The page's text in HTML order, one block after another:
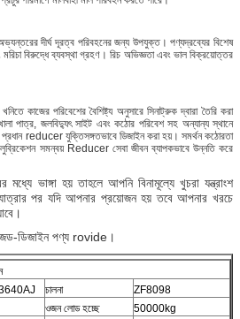
দীর্ঘ দূরত্ব পরিবহনের জন্য উপযুক্ত। পণ্যদ্রব্যের বিশেষ
বিরুদ্ধে ব্যবস্থা গ্রহণ। রিচ অভিজ্ঞতা এবং ভাল বিক্রয়োত্তর
কাজের পরিবেশের বৈশিষ্ট্য অনুসারে সিনাট্রুক দ্বারা তৈরি করা
পাত্র, জলবিদ্যুৎ সাইট এবং কঠোর পরিবেশ সহ অন্যান্য স্থানে
প্রধান reducer যুক্তিসঙ্গতভাবে ডিজাইন করা হয়। সমর্থন কঠোরতা
সমন্বয় Reducer সেবা জীবন ব্যাপকভাবে উন্নতি করে
ভাঙ্গা হয় তাহলে আপনি বিনামূল্যে খুচরা যন্ত্রাংশ
পর যদি আপনার প্রয়োজন হয় তবে আপনার খরচে
ডিজাইন পণ্য rovide।
চালনা
ZF8098
ওজন লোড হচ্ছে
50000kg